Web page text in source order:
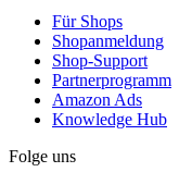
Für Shops
Shopanmeldung
Shop-Support
Partnerprogramm
Amazon Ads
Knowledge Hub
Folge uns